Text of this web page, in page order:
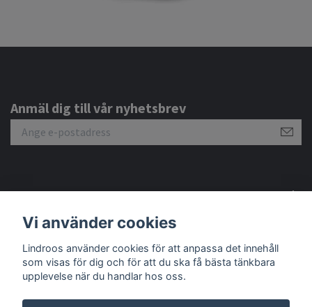
Anmäl dig till vår nyhetsbrev
Sociala medier
Vi använder cookies
Lindroos använder cookies för att anpassa det innehåll
som visas för dig och för att du ska få bästa tänkbara
upplevelse när du handlar hos oss.